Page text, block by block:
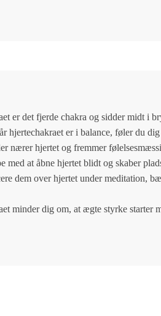
er det fjerde chakra og sidder midt i
hjertechakraet er i balance, føler du
nærer hjertet og fremmer
med at åbne hjertet blidt og skaber
dem over hjertet under meditation,
minder dig om, at ægte styrke starter